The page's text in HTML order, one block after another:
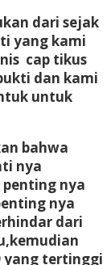
dari sejak
yang kami
cap tikus
dan kami
untuk
bahwa
nya
nya
nya
dari
yang tertinggi